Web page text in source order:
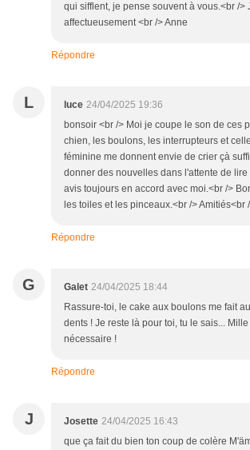
qui sifflent, je pense souvent à vous.<br />
affectueusement <br /> Anne
Répondre
L luce 24/04/2025 19:36
bonsoir <br /> Moi je coupe le son de ces
chien, les boulons, les interrupteurs et
féminine me donnent envie de crier çà
donner des nouvelles dans l'attente de lire
avis toujours en accord avec moi.<br />
les toiles et les pinceaux.<br /> Amitiés<br
Répondre
G Galet 24/04/2025 18:44
Rassure-toi, le cake aux boulons me fait
dents ! Je reste là pour toi, tu le sais...
nécessaire !
Répondre
J Josette 24/04/2025 16:43
que ça fait du bien ton coup de colère